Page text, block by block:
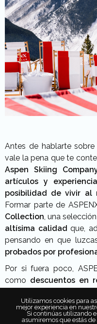
Antes de hablarte
vale la pena que te
Aspen Skiing
artículos y
posibilidad de vivir al
Formar parte de
Collection, una
altísima calidad que,
pensando en que
probados por
Por si fuera poco,
como descuentos en
comobebidas
a la cima.
Utilizamos cookies para
mejor experiencia en
Si continúas utilizando
asumiremos que estás de